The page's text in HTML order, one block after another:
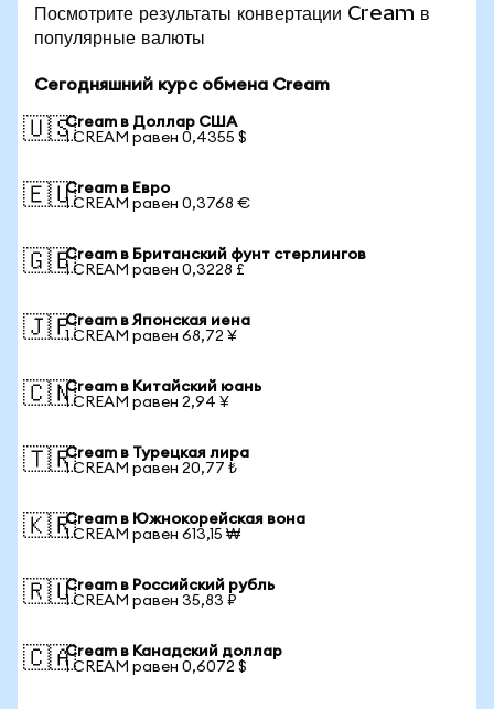
Посмотрите результаты конвертации Cream в
популярные валюты
Сегодняшний курс обмена Cream
🇺🇸Cream в Доллар США
1 CREAM равен 0,4355 $
🇪🇺Cream в Евро
1 CREAM равен 0,3768 €
🇬🇧Cream в Британский фунт стерлингов
1 CREAM равен 0,3228 £
🇯🇵Cream в Японская иена
1 CREAM равен 68,72 ¥
🇨🇳Cream в Китайский юань
1 CREAM равен 2,94 ¥
🇹🇷Cream в Турецкая лира
1 CREAM равен 20,77 ₺
🇰🇷Cream в Южнокорейская вона
1 CREAM равен 613,15 ₩
🇷🇺Cream в Российский рубль
1 CREAM равен 35,83 ₽
🇨🇦Cream в Канадский доллар
1 CREAM равен 0,6072 $